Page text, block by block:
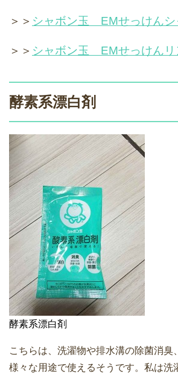
＞＞ シャボン玉 EMせっけんシ
＞＞ シャボン玉 EMせっけんリ
酵素系漂白剤
酵素系漂白剤
こちらは、洗濯物や排水溝の除菌消臭
様々な用途で使えるそうです。私は洗